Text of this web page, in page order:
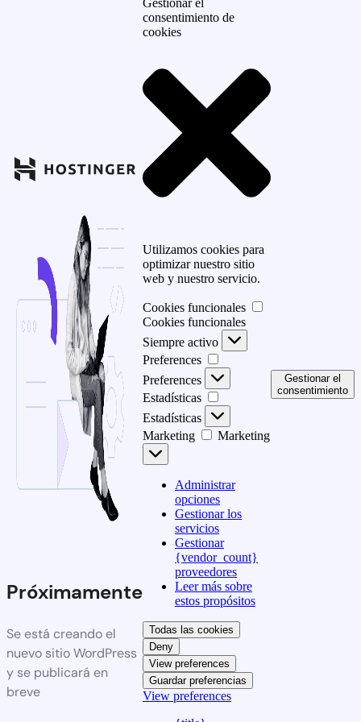
Próximamente
Se está creando el
nuevo sitio WordPress
y se publicará en
breve
Gestionar el
consentimiento de
cookies
Utilizamos cookies para
optimizar nuestro sitio
web y nuestro servicio.
Cookies funcionales
Cookies funcionales
Siempre activo
Preferences
Preferences
Estadísticas
Estadísticas
Marketing
Marketing
Administrar
opciones
Gestionar los
servicios
Gestionar
{vendor_count}
proveedores
Leer más sobre
estos propósitos
Todas las cookies
Deny
View preferences
Guardar preferencias
View preferences
Gestionar el
consentimiento